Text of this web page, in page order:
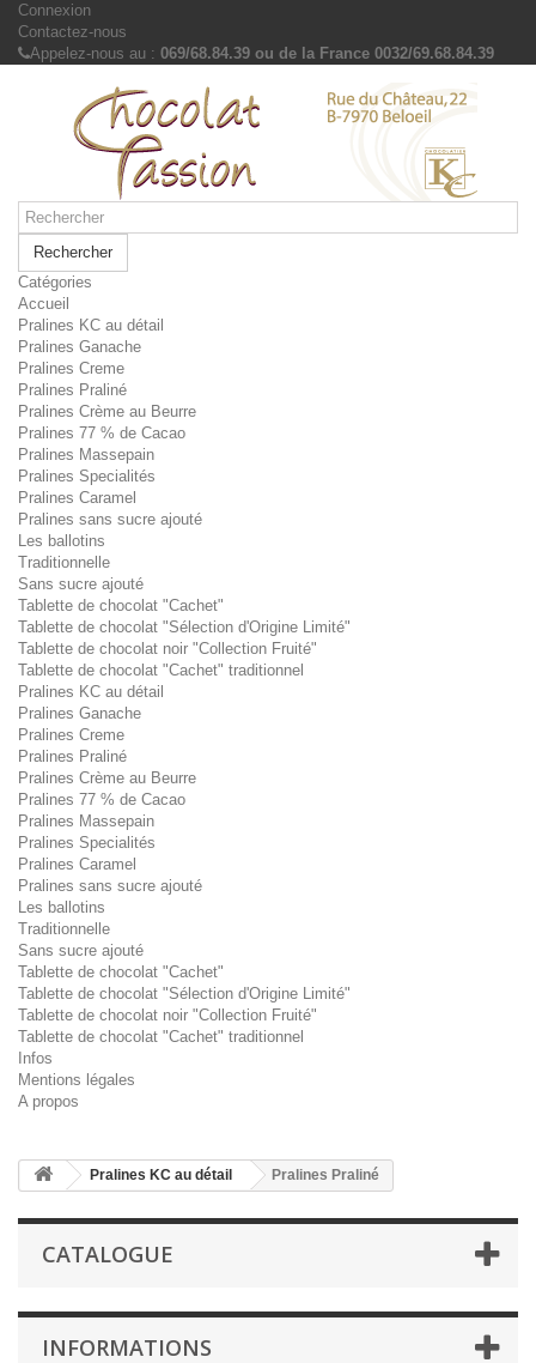
Connexion
Contactez-nous
Appelez-nous au : 069/68.84.39 ou de la France 0032/69.68.84.39
Rechercher
Catégories
Accueil
Pralines KC au détail
Pralines Ganache
Pralines Creme
Pralines Praliné
Pralines Crème au Beurre
Pralines 77 % de Cacao
Pralines Massepain
Pralines Specialités
Pralines Caramel
Pralines sans sucre ajouté
Les ballotins
Traditionnelle
Sans sucre ajouté
Tablette de chocolat "Cachet"
Tablette de chocolat "Sélection d'Origine Limité"
Tablette de chocolat noir "Collection Fruité"
Tablette de chocolat "Cachet" traditionnel
Pralines KC au détail
Pralines Ganache
Pralines Creme
Pralines Praliné
Pralines Crème au Beurre
Pralines 77 % de Cacao
Pralines Massepain
Pralines Specialités
Pralines Caramel
Pralines sans sucre ajouté
Les ballotins
Traditionnelle
Sans sucre ajouté
Tablette de chocolat "Cachet"
Tablette de chocolat "Sélection d'Origine Limité"
Tablette de chocolat noir "Collection Fruité"
Tablette de chocolat "Cachet" traditionnel
Infos
Mentions légales
A propos
Pralines KC au détail Pralines Praliné
CATALOGUE
INFORMATIONS